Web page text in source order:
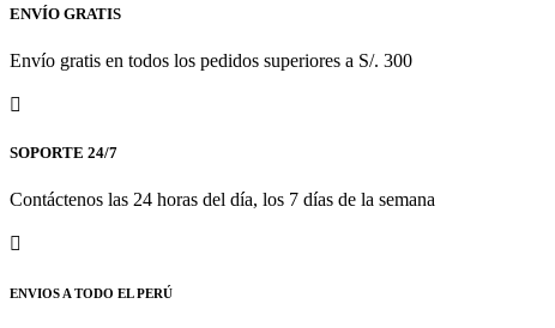
ENVÍO GRATIS
Envío gratis en todos los pedidos superiores a S/. 300
SOPORTE 24/7
Contáctenos las 24 horas del día, los 7 días de la semana
ENVIOS A TODO EL PERÚ